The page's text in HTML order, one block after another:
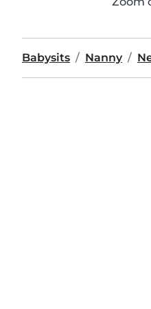
Babysits Nanny